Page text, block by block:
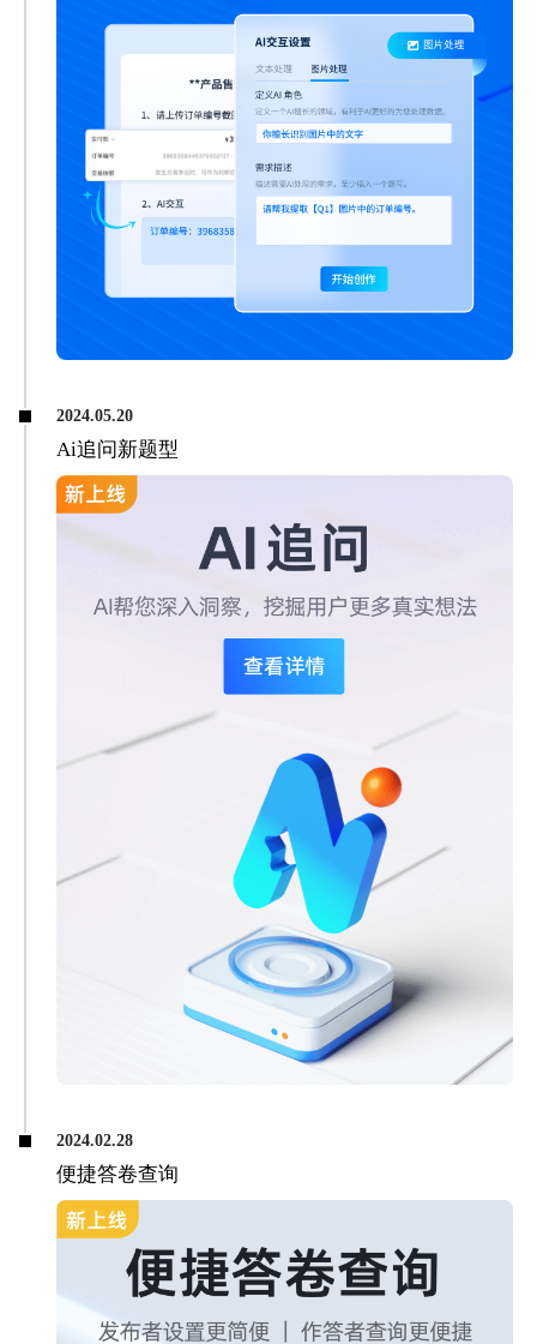
2024.05.20
Ai追问新题型
2024.02.28
便捷答卷查询